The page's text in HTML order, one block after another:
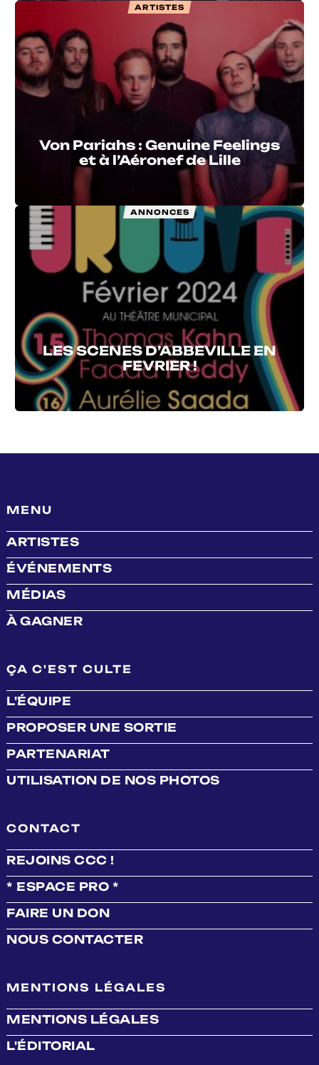
ARTISTES
Von Pariahs : Genuine Feelings
et à l’Aéronef de Lille
ANNONCES
LES SCENES D’ABBEVILLE EN
FEVRIER !
MENU
ARTISTES
ÉVÉNEMENTS
MÉDIAS
À GAGNER
ÇA C'EST CULTE
L'ÉQUIPE
PROPOSER UNE SORTIE
PARTENARIAT
UTILISATION DE NOS PHOTOS
CONTACT
REJOINS CCC !
* ESPACE PRO *
FAIRE UN DON
NOUS CONTACTER
MENTIONS LÉGALES
MENTIONS LÉGALES
L'ÉDITORIAL